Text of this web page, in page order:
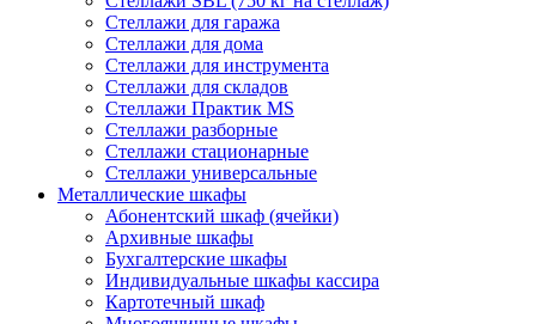
Стеллажи для гаража
Стеллажи для дома
Стеллажи для инструмента
Стеллажи для складов
Стеллажи Практик MS
Стеллажи разборные
Стеллажи стационарные
Стеллажи универсальные
Металлические шкафы
Абонентский шкаф (ячейки)
Архивные шкафы
Бухгалтерские шкафы
Индивидуальные шкафы кассира
Картотечный шкаф